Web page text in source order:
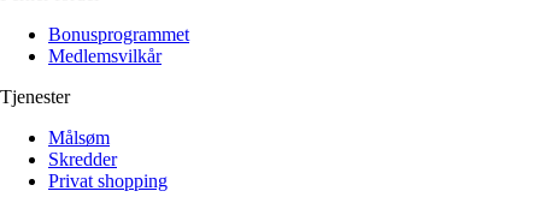
Klær
Reise
Informasjon
Tilbehør
Lukk
Alle artikler
Klær
Reise
Informasjon
Tilbehør
Målsøm
Lukk
Bonusprogrammet
Medlemsvilkår
Tjenester
Målsøm
Skredder
Privat shopping